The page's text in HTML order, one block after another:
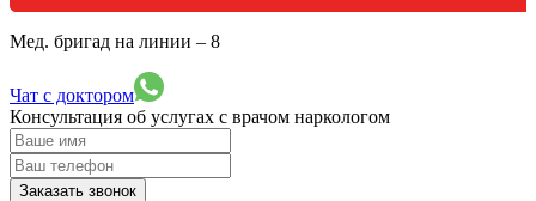
Мед. бригад на линии – 8
Чат с доктором
Консультация об услугах с врачом наркологом
Заказать звонок